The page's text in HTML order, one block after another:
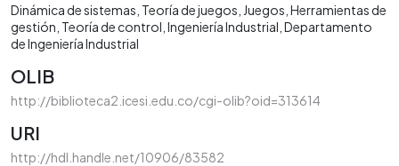
Dinámica de sistemas Teoría de juegos Juegos Herramientas de
gestión Teoría de control Ingeniería Industrial Departamento
de Ingeniería Industrial
OLIB
http://biblioteca2.icesi.edu.co/cgi-olib?oid=313614
URI
http://hdl.handle.net/10906/83582